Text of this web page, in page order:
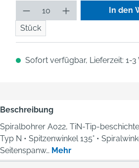
Produkt
Stück
In den
Sofort verfügbar, Lieferzeit: 1-
Beschreibung
Spiralbohrer A022, TiN-Tip-
Typ N • Spitzenwinkel 135° •
Seitenspanw… Mehr